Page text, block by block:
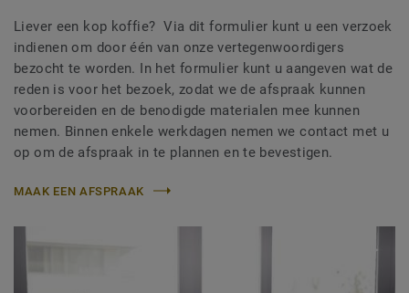
Liever een kop koffie? Via dit formulier kunt u een verzoek
indienen om door één van onze vertegenwoordigers
bezocht te worden. In het formulier kunt u aangeven wat de
reden is voor het bezoek, zodat we de afspraak kunnen
voorbereiden en de benodigde materialen mee kunnen
nemen. Binnen enkele werkdagen nemen we contact met u
op om de afspraak in te plannen en te bevestigen.
MAAK EEN AFSPRAAK